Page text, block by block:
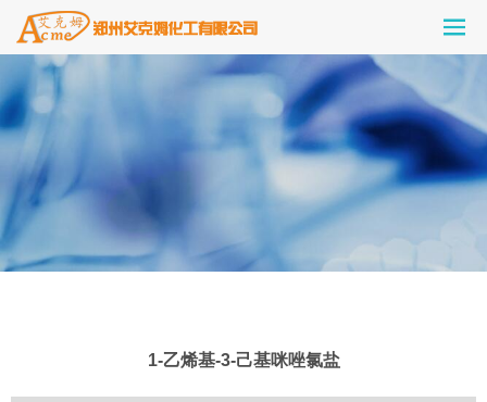
1-乙烯基-3-己基咪唑氯盐